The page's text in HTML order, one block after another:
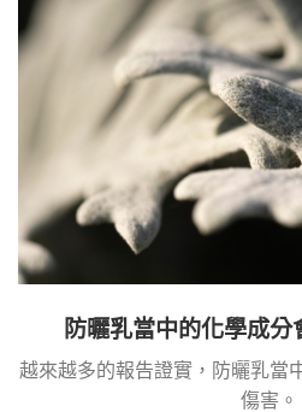
防曬乳當中的化學成分
越來越多的報告證實，防曬乳當
傷害。